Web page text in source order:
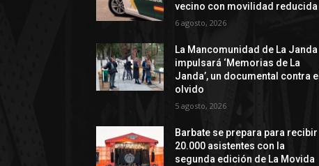
vecino con movilidad reducida
6 agosto, 2026
La Mancomunidad de La Janda
impulsará ‘Memorias de La
Janda’, un documental contra el
olvido
5 agosto, 2026
Barbate se prepara para recibir
20.000 asistentes con la
segunda edición de La Movida